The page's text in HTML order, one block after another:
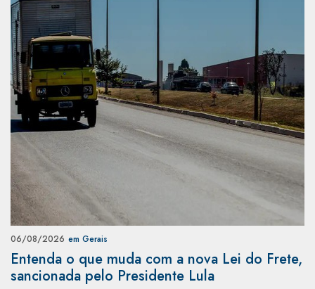
06/08/2026 em Gerais
Entenda o que muda com a nova Lei do Frete,
sancionada pelo Presidente Lula